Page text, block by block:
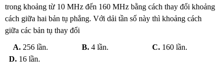
trong khoảng từ 10 MHz đến 160 MHz bằng cách thay đổi khoảng
cách giữa hai bản tụ phẳng. Với dải tần số này thì khoảng cách
giữa các bản tụ thay đổi
A. 256 lần. B. 4 lần. C. 160 lần.
D. 16 lần.